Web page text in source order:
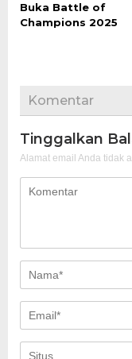
Buka Battle of
Champions 2025
Komentar
Tinggalkan
Alamat email Anda tidak